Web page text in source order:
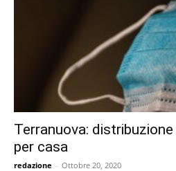
Terranuova:
per casa
redazione - Ottobre 20, 2020